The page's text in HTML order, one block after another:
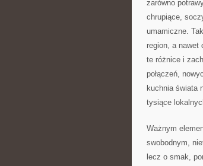
zarówno
chrupiące,
umamiczne.
region, a nawet
te różnice i
połączeń,
kuchnia świata
tysiące
Ważnym
swobodnym,
lecz o smak,